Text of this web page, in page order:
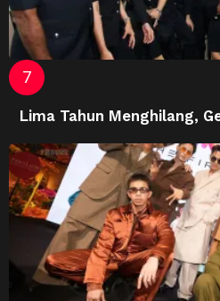
Lima Tahun Menghilang,